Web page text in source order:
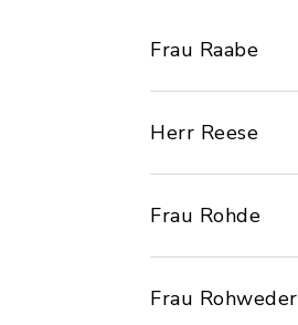
Frau Raabe
Herr Reese
Frau Rohde
Frau Rohweder